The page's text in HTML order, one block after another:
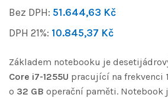
Bez DPH: 51.644,63 Kč
DPH 21%: 10.845,37 Kč
Základem notebooku je
Core i7-1255U pracující na frekvenci
o 32 GB operační paměti. Notebook